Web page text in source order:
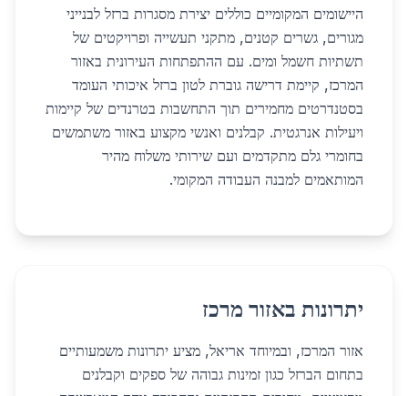
היישומים המקומיים כוללים יצירת מסגרות ברזל לבנייני
מגורים, גשרים קטנים, מתקני תעשייה ופרויקטים של
תשתיות חשמל ומים. עם ההתפתחות העירונית באזור
המרכז, קיימת דרישה גוברת לטון ברזל איכותי העומד
בסטנדרטים מחמירים תוך התחשבות בטרנדים של קיימות
ויעילות אנרגטית. קבלנים ואנשי מקצוע באזור משתמשים
בחומרי גלם מתקדמים ועם שירותי משלוח מהיר
המותאמים למבנה העבודה המקומי.
יתרונות באזור מרכז
אזור המרכז, ובמיוחד אריאל, מציע יתרונות משמעותיים
בתחום הברזל כגון זמינות גבוהה של ספקים וקבלנים